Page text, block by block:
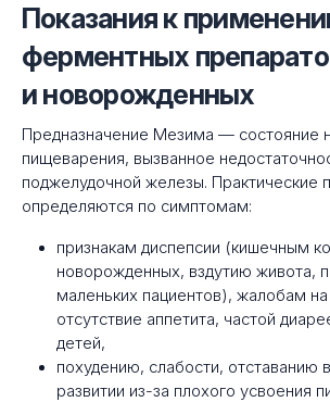
Показания к
ферментных
и новорожденных
Предназначение Мезима — состояние
пищеварения, вызванное
поджелудочной железы. Практические
определяются по симптомам:
признакам диспепсии (кишечным
новорожденных, вздутию живота,
маленьких пациентов), жалобам
отсутствие аппетита, частой
детей,
похудению, слабости, отставанию
развитии из-за плохого усвоения